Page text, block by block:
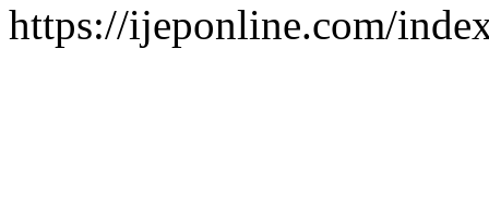
https://ijeponline.com/